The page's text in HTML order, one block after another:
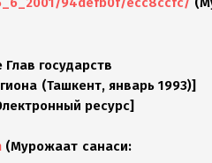
государств
(Ташкент, январь 1993)]
ресурс]
(Мурожаат санаси: